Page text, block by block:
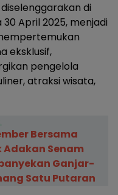
di
April 2025, menjadi
eksklusif,
pengelola
atraksi wisata,
Bersama
Senam
Ganjar-
Satu Putaran